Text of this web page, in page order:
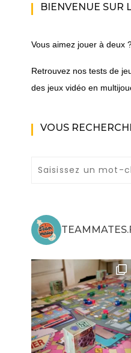
BIENVENUE SUR
Vous aimez jouer à deux
Retrouvez nos tests de
des jeux vidéo en
VOUS